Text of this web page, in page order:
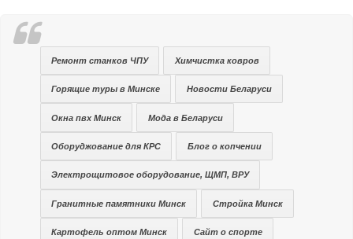
Ремонт станков ЧПУ Химчистка ковров
Горящие туры в Минске Новости Беларуси
Окна пвх Минск Мода в Беларуси
Оборуджование для КРС Блог о копчении
Электрощитовое оборудование, ЩМП, ВРУ
Гранитные памятники Минск Стройка Минск
Картофель оптом Минск Сайт о спорте